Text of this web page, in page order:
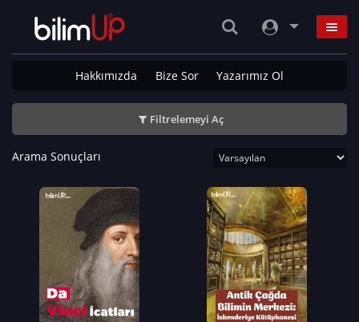
Hakkımızda Bize Sor Yazarımız Ol
Filtrelemeyi Aç
Arama Sonuçları